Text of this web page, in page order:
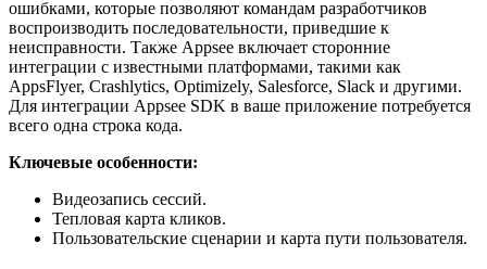
ошибками, которые позволяют командам разработчиков
воспроизводить последовательности, приведшие к
неисправности. Также Appsee включает сторонние
интеграции с известными платформами, такими как
AppsFlyer, Crashlytics, Optimizely, Salesforce, Slack и другими.
Для интеграции Appsee SDK в ваше приложение потребуется
всего одна строка кода.
Ключевые особенности:
Видеозапись сессий.
Тепловая карта кликов.
Пользовательские сценарии и карта пути пользователя.